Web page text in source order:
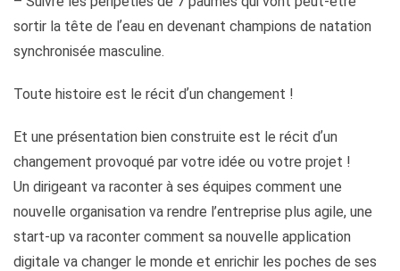
sortir la tête de lʼeau en devenant champions de natation
synchronisée masculine.
Toute histoire est le récit dʼun changement !
Et une présentation bien construite est le récit dʼun
changement provoqué par votre idée ou votre projet !
Un dirigeant va raconter à ses équipes comment une
nouvelle organisation va rendre l’entreprise plus agile, une
start-up va raconter comment sa nouvelle application
digitale va changer le monde et enrichir les poches de ses